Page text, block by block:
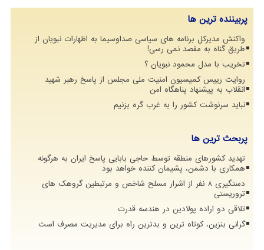
پربیننده ترین ها
واکنش مدیرکل برنامه های سیاسی صداوسیما به اظهارات نبویان از
طریق گناه به مقصد نمی رسی!
تخریب با مدل محمود نبویان ؟
روایت رییس کمیسیون امنیت ملی مجلس از پاسخ رهبر شهید
انقلاب به پیشنهاد پناهگاه امن
نباید سرنوشت کشور را به غرب گره بزنیم
پربحث ترین ها
تهدید کشورهای منطقه توسط حاجی بابایی پاسخ ایران به هرگونه
همکاری با دشمن، پشیمان کننده خواهد بود
دستگیری 8 نفر از اشرار مسلح شاخص و مرتبطین گروهک های
تروریستی
تلاقی دو اراده پولادین در هندسه قدرت
گرانی بنزین، کوتاه ترین و بدترین راه برای مدیریت مصرف است